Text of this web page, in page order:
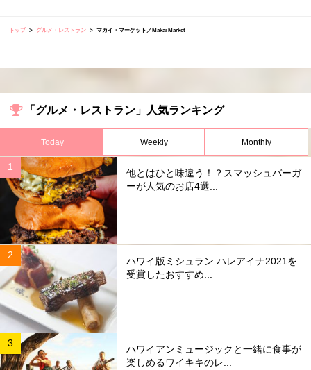
トップ グルメ・レストラン マカイ・マーケット／Makai Market
「グルメ・レストラン」人気ランキング
Today Weekly Monthly
他とはひと味違う！？スマッシュバーガ
ーが人気のお店4選...
ハワイ版ミシュラン ハレアイナ2021を
受賞したおすすめ...
ハワイアンミュージックと一緒に食事が
楽しめるワイキキのレ...